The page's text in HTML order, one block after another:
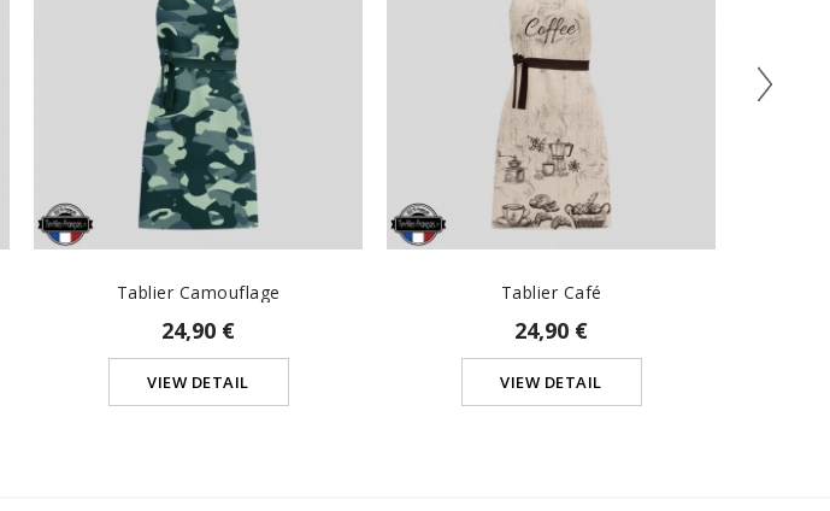
Tablier Camouflage
24,90 €
VIEW DETAIL
Tablier Café
24,90 €
VIEW DETAIL